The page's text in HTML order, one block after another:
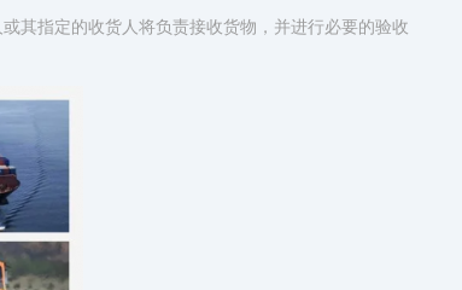
其指定的收货人将负责接收货物，并进行必要的验收